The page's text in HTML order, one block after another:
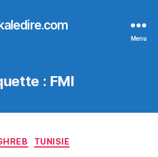
Menu
: FMI
Catégories
TUNISIE